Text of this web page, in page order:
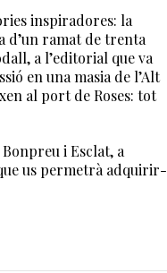
inspiradores: la
d’un ramat de trenta
a l’editorial que va
en una masia de l’Alt
al port de Roses: tot
i Esclat, a
us permetrà adquirir-